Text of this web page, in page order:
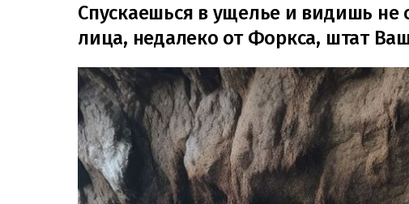
Спускаешься в ущелье и видишь не
лица, недалеко от Форкса, штат